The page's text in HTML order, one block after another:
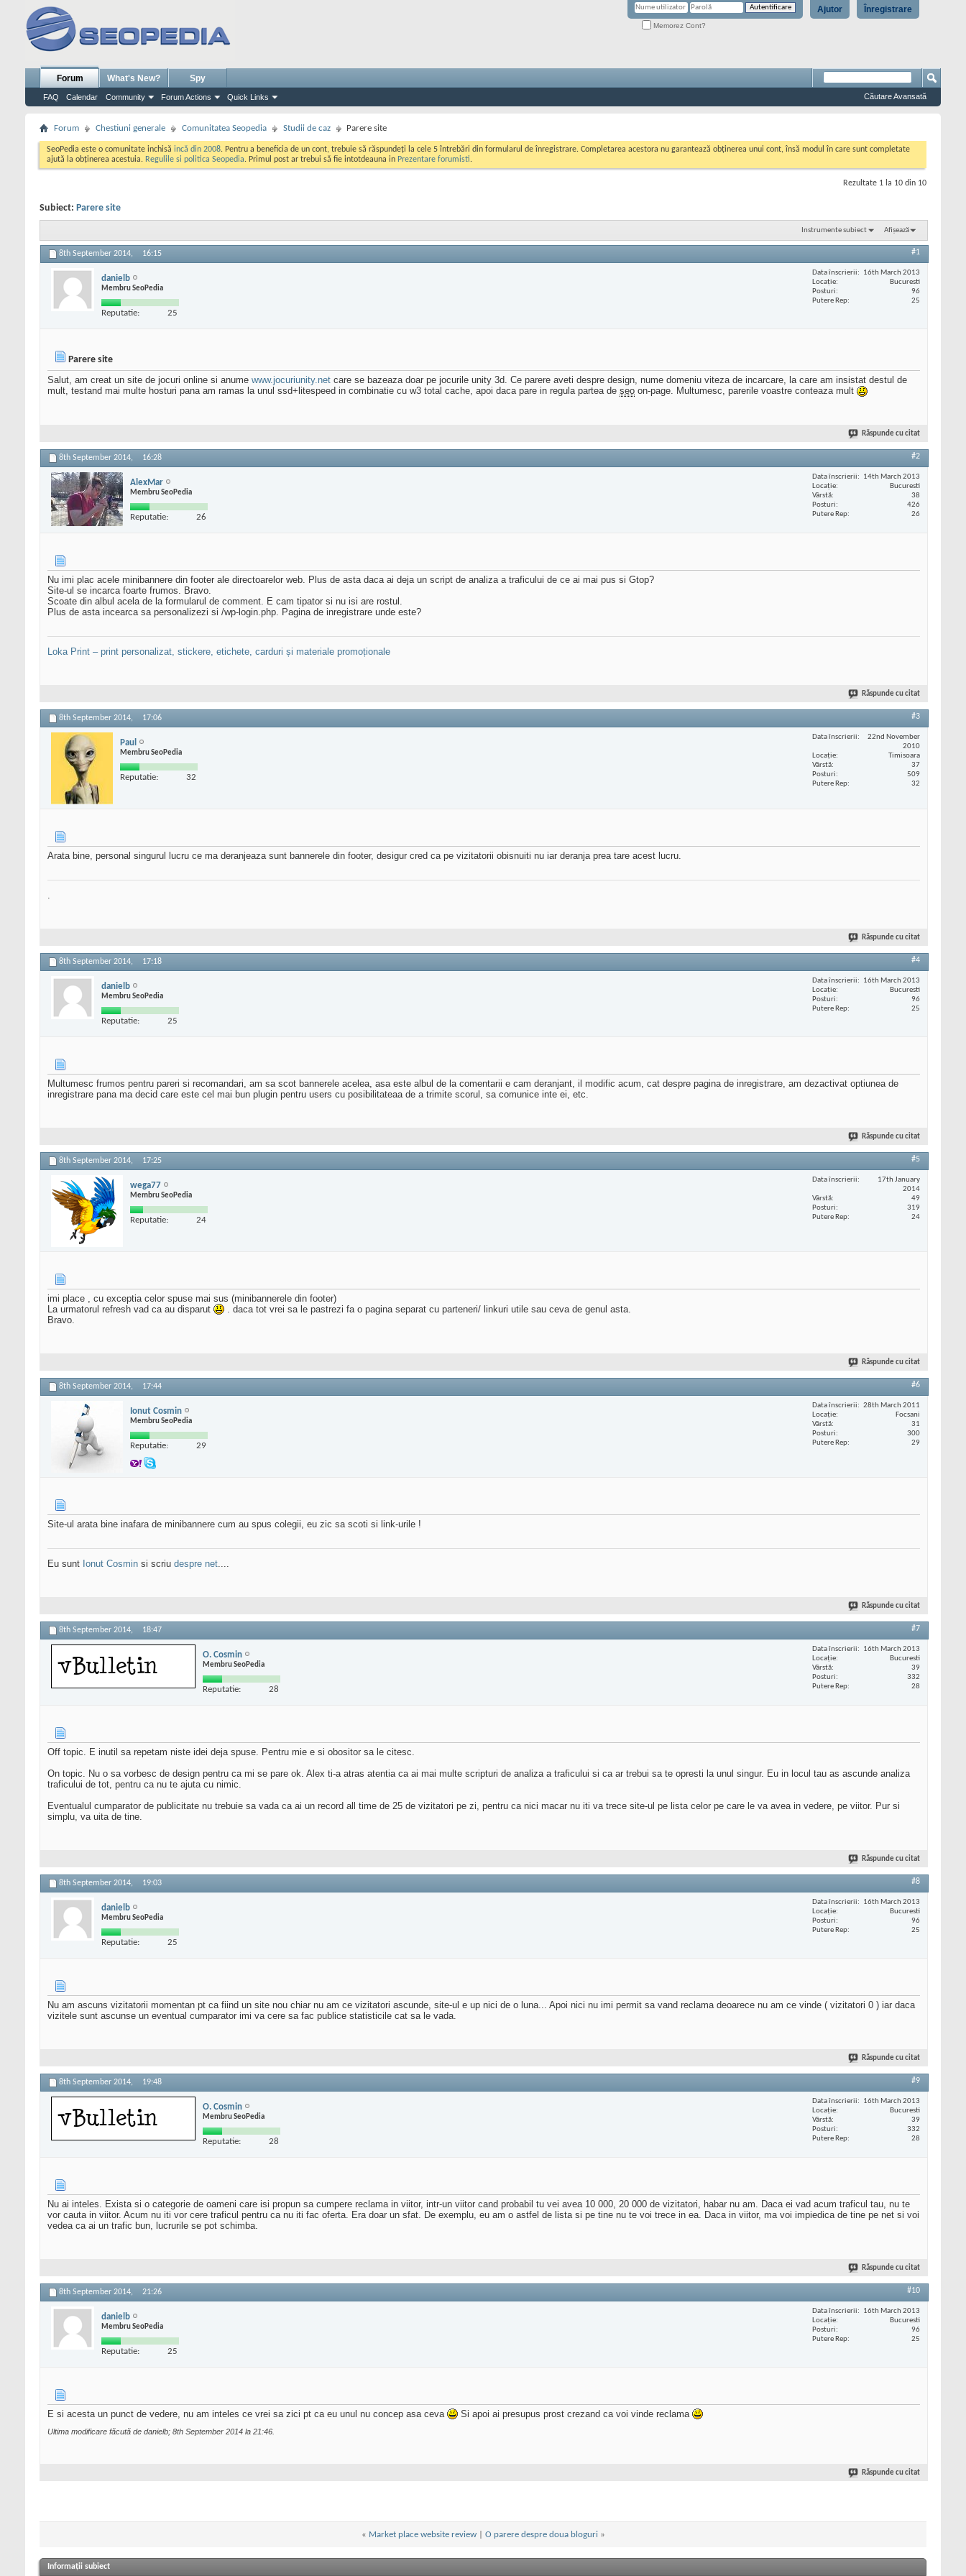
Înregistrare
Ajutor
Memorez Cont?
Forum
FAQ Calendar Community Forum Actions Quick Links
What's New? Spy
Căutare Avansată
Forum Chestiuni generale Comunitatea Seopedia Studii de caz Parere site
SeoPedia este o comunitate inchisă incă din 2008. Pentru a beneficia de un cont, trebuie să răspundeți la cele 5 întrebări din formularul de înregistrare. Completarea acestora nu garantează obținerea unui cont, însă modul în care sunt completate
ajută la obținerea acestuia. Regulile si politica Seopedia. Primul post ar trebui să fie intotdeauna in Prezentare forumisti.
Rezultate 1 la 10 din 10
Subiect: Parere site
Instrumente subiect Afișează
8th September 2014, 16:15 #1
danielb
Membru SeoPedia
Reputatie: 25
Data înscrierii
16th March 2013
Locaţie
Bucuresti
Posturi
96
Putere Rep
25
Parere site
Salut, am creat un site de jocuri online si anume www.jocuriunity.net care se bazeaza doar pe jocurile unity 3d. Ce parere aveti despre design, nume domeniu viteza de incarcare, la care am insistat destul de
mult, testand mai multe hosturi pana am ramas la unul ssd+litespeed in combinatie cu w3 total cache, apoi daca pare in regula partea de seo on-page. Multumesc, parerile voastre conteaza mult
Răspunde cu citat
8th September 2014, 16:28 #2
AlexMar
Membru SeoPedia
Reputatie: 26
Data înscrierii
14th March 2013
Locaţie
Bucuresti
Vârstă
38
Posturi
426
Putere Rep
26
Nu imi plac acele minibannere din footer ale directoarelor web. Plus de asta daca ai deja un script de analiza a traficului de ce ai mai pus si Gtop?
Site-ul se incarca foarte frumos. Bravo.
Scoate din albul acela de la formularul de comment. E cam tipator si nu isi are rostul.
Plus de asta incearca sa personalizezi si /wp-login.php. Pagina de inregistrare unde este?
Loka Print – print personalizat, stickere, etichete, carduri și materiale promoționale
Răspunde cu citat
8th September 2014, 17:06 #3
Paul
Membru SeoPedia
Reputatie: 32
Data înscrierii
22nd November
2010
Locaţie
Timisoara
Vârstă
37
Posturi
509
Putere Rep
32
Arata bine, personal singurul lucru ce ma deranjeaza sunt bannerele din footer, desigur cred ca pe vizitatorii obisnuiti nu iar deranja prea tare acest lucru.
.
Răspunde cu citat
8th September 2014, 17:18 #4
danielb
Membru SeoPedia
Reputatie: 25
Data înscrierii
16th March 2013
Locaţie
Bucuresti
Posturi
96
Putere Rep
25
Multumesc frumos pentru pareri si recomandari, am sa scot bannerele acelea, asa este albul de la comentarii e cam deranjant, il modific acum, cat despre pagina de inregistrare, am dezactivat optiunea de
inregistrare pana ma decid care este cel mai bun plugin pentru users cu posibilitateaa de a trimite scorul, sa comunice inte ei, etc.
Răspunde cu citat
8th September 2014, 17:25 #5
wega77
Membru SeoPedia
Reputatie: 24
Data înscrierii
17th January
2014
Vârstă
49
Posturi
319
Putere Rep
24
imi place , cu exceptia celor spuse mai sus (minibannerele din footer)
La urmatorul refresh vad ca au disparut
. daca tot vrei sa le pastrezi fa o pagina separat cu parteneri/ linkuri utile sau ceva de genul asta.
Bravo.
Răspunde cu citat
8th September 2014, 17:44 #6
Ionut Cosmin
Membru SeoPedia
Reputatie: 29
Data înscrierii
28th March 2011
Locaţie
Focsani
Vârstă
31
Posturi
300
Putere Rep
29
Site-ul arata bine inafara de minibannere cum au spus colegii, eu zic sa scoti si link-urile !
Eu sunt Ionut Cosmin si scriu despre net....
Răspunde cu citat
8th September 2014, 18:47 #7
O. Cosmin
Membru SeoPedia
Reputatie: 28
Data înscrierii
16th March 2013
Locaţie
Bucuresti
Vârstă
39
Posturi
332
Putere Rep
28
Off topic. E inutil sa repetam niste idei deja spuse. Pentru mie e si obositor sa le citesc.
On topic. Nu o sa vorbesc de design pentru ca mi se pare ok. Alex ti-a atras atentia ca ai mai multe scripturi de analiza a traficului si ca ar trebui sa te opresti la unul singur. Eu in locul tau as ascunde analiza
traficului de tot, pentru ca nu te ajuta cu nimic.
Eventualul cumparator de publicitate nu trebuie sa vada ca ai un record all time de 25 de vizitatori pe zi, pentru ca nici macar nu iti va trece site-ul pe lista celor pe care le va avea in vedere, pe viitor. Pur si
simplu, va uita de tine.
Răspunde cu citat
8th September 2014, 19:03 #8
danielb
Membru SeoPedia
Reputatie: 25
Data înscrierii
16th March 2013
Locaţie
Bucuresti
Posturi
96
Putere Rep
25
Nu am ascuns vizitatorii momentan pt ca fiind un site nou chiar nu am ce vizitatori ascunde, site-ul e up nici de o luna... Apoi nici nu imi permit sa vand reclama deoarece nu am ce vinde ( vizitatori 0 ) iar daca
vizitele sunt ascunse un eventual cumparator imi va cere sa fac publice statisticile cat sa le vada.
Răspunde cu citat
8th September 2014, 19:48 #9
O. Cosmin
Membru SeoPedia
Reputatie: 28
Data înscrierii
16th March 2013
Locaţie
Bucuresti
Vârstă
39
Posturi
332
Putere Rep
28
Nu ai inteles. Exista si o categorie de oameni care isi propun sa cumpere reclama in viitor, intr-un viitor cand probabil tu vei avea 10 000, 20 000 de vizitatori, habar nu am. Daca ei vad acum traficul tau, nu te
vor cauta in viitor. Acum nu iti vor cere traficul pentru ca nu iti fac oferta. Era doar un sfat. De exemplu, eu am o astfel de lista si pe tine nu te voi trece in ea. Daca in viitor, ma voi impiedica de tine pe net si voi
vedea ca ai un trafic bun, lucrurile se pot schimba.
Răspunde cu citat
8th September 2014, 21:26 #10
danielb
Membru SeoPedia
Reputatie: 25
Data înscrierii
16th March 2013
Locaţie
Bucuresti
Posturi
96
Putere Rep
25
E si acesta un punct de vedere, nu am inteles ce vrei sa zici pt ca eu unul nu concep asa ceva Si apoi ai presupus prost crezand ca voi vinde reclama
Ultima modificare făcută de danielb; 8th September 2014 la 21:46
Răspunde cu citat
« Market place website review| O parere despre doua bloguri »
Informații subiect